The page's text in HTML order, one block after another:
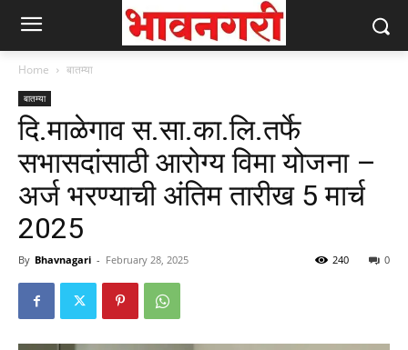
Home बातम्या
बातम्या
दि.माळेगाव स.सा.का.लि.तर्फे
सभासदांसाठी आरोग्य विमा योजना –
अर्ज भरण्याची अंतिम तारीख 5 मार्च
2025
By Bhavnagari - February 28, 2025 0
240